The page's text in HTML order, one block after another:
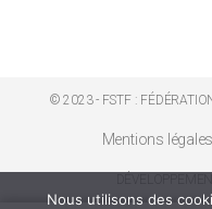
© 2023 - FSTF :
Mentions légales
Nous utilisons des